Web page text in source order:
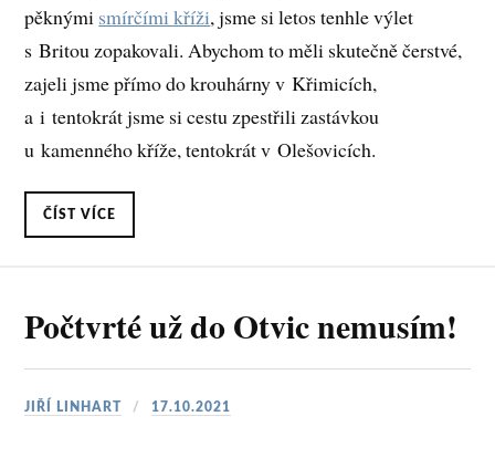
pěknými smírčími kříži, jsme si letos tenhle výlet
s Britou zopakovali. Abychom to měli skutečně čerstvé,
zajeli jsme přímo do krouhárny v Křimicích,
a i tentokrát jsme si cestu zpestřili zastávkou
u kamenného kříže, tentokrát v Olešovicích.
ČÍST VÍCE
Počtvrté už do Otvic nemusím!
JIŘÍ LINHART 17.10.2021